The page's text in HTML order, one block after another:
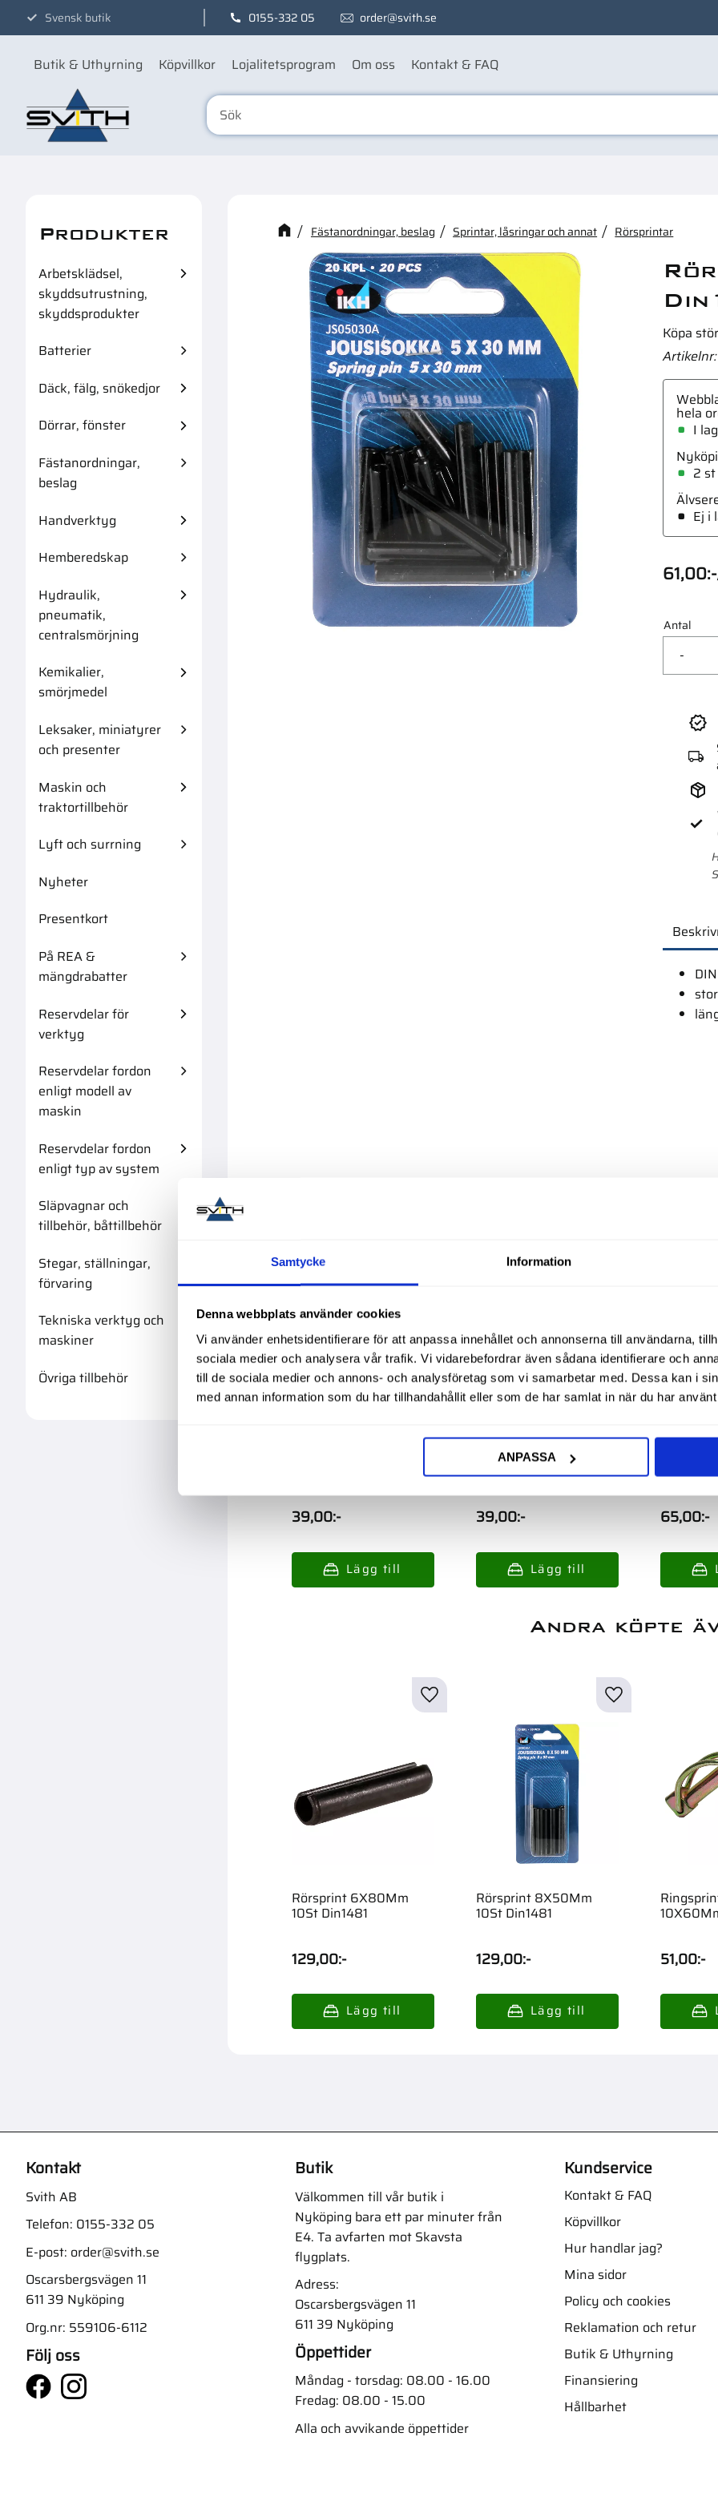
Samtycke Information
Denna webbplats använder cookies
Vi använder enhetsidentifierare för att anpassa innehållet och annonserna till användarna,
sociala medier och analysera vår trafik. Vi vidarebefordrar även sådana identifierare och
till de sociala medier och annons- och analysföretag som vi samarbetar med. Dessa kan i
med annan information som du har tillhandahållit eller som de har samlat in när du har
ANPASSA
Svensk butik 0155-332 05 order@svith.se
Butik & Uthyrning Köpvillkor Lojalitetsprogram Om oss Kontakt & FAQ
Kanske någon av dessa produkter
Låsring Utvändig 18Mm 10St Din471
Fästanordningar, beslag Sprintar, låsringar och annat Rörsprintar
Köpa
Artikelnr
61,00:-
Antal
-
hela
I
2
Ej i
39,00:-
Rörsprint 3X20Mm
20St Din1481
39,00:-
20St
65,00:-
Andra köpte
Rörsprint 6X80Mm
10St Din1481
129,00:-
Rörsprint 8X50Mm
10St Din1481
129,00:- 51,00:-
Produkter
Arbetsklädsel,
skyddsutrustning,
skyddsprodukter
Batterier
Däck, fälg, snökedjor
Dörrar, fönster
Fästanordningar,
beslag
Handverktyg
Hemberedskap
Hydraulik,
pneumatik,
centralsmörjning
Kemikalier,
smörjmedel
Leksaker, miniatyrer
och presenter
Maskin och
traktortillbehör
Lyft och surrning
Nyheter
Presentkort
På REA &
mängdrabatter
Reservdelar för
verktyg
Reservdelar fordon
enligt modell av
maskin
Reservdelar fordon
enligt typ av system
Släpvagnar och
tillbehör, båttillbehör
Stegar, ställningar,
förvaring
Tekniska verktyg och
maskiner
Övriga tillbehör
Kontakt
Svith AB
Telefon: 0155-332 05
E-post: order@svith.se
Oscarsbergsvägen 11
611 39 Nyköping
Org.nr: 559106-6112
Följ oss
Butik
Välkommen till vår butik i
Nyköping bara ett par minuter från
E4. Ta avfarten mot Skavsta
flygplats.
Adress:
Oscarsbergsvägen 11
611 39 Nyköping
Öppettider
Måndag - torsdag: 08.00 - 16.00
Fredag: 08.00 - 15.00
Alla och avvikande öppettider
Kundservice
Kontakt & FAQ
Köpvillkor
Hur handlar jag?
Mina sidor
Policy och cookies
Reklamation och retur
Butik & Uthyrning
Finansiering
Hållbarhet